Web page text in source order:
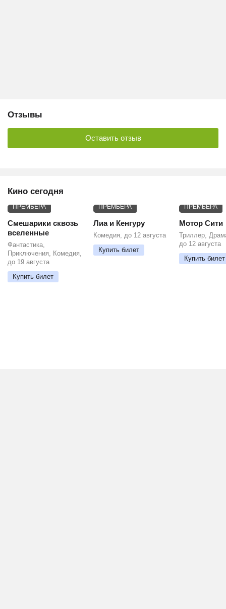
Отзывы
Оставить отзыв
Кино сегодня
ПРЕМЬЕРА
Смешарики сквозь
вселенные
Фантастика,
Приключения, Комедия,
до 19 августа
Купить билет
ПРЕМЬЕРА
Лиа и Кенгуру
Комедия, до 12 августа
Купить билет
ПРЕМЬЕРА
Мотор Сити
Триллер,
до 12 августа
Купить билет